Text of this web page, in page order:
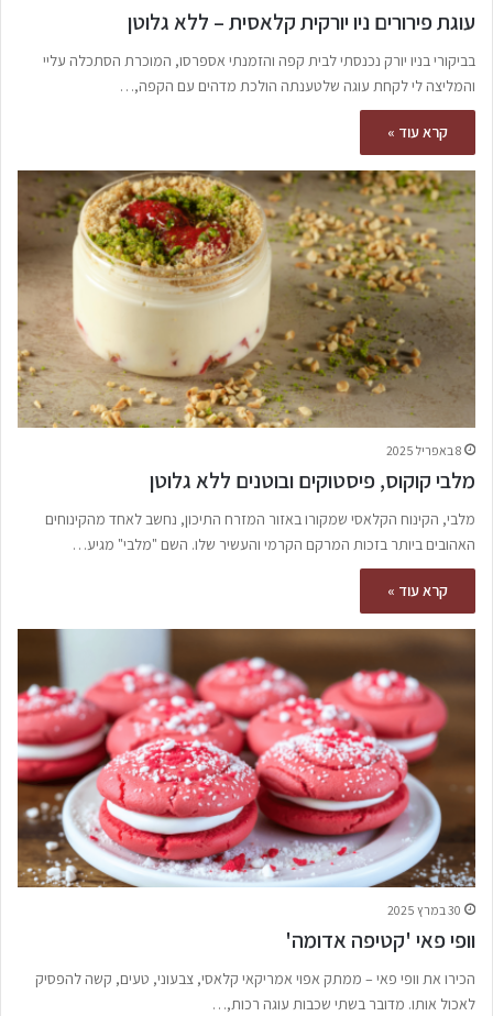
עוגת פירורים ניו יורקית קלאסית – ללא גלוטן
בביקורי בניו יורק נכנסתי לבית קפה והזמנתי אספרסו, המוכרת הסתכלה עליי
והמליצה לי לקחת עוגה שלטענתה הולכת מדהים עם הקפה,…
קרא עוד »
8 באפריל 2025
מלבי קוקוס, פיסטוקים ובוטנים ללא גלוטן
מלבי, הקינוח הקלאסי שמקורו באזור המזרח התיכון, נחשב לאחד מהקינוחים
האהובים ביותר בזכות המרקם הקרמי והעשיר שלו. השם "מלבי" מגיע…
קרא עוד »
30 במרץ 2025
וופי פאי 'קטיפה אדומה'
הכירו את וופי פאי – ממתק אפוי אמריקאי קלאסי, צבעוני, טעים, קשה להפסיק
לאכול אותו. מדובר בשתי שכבות עוגה רכות,…